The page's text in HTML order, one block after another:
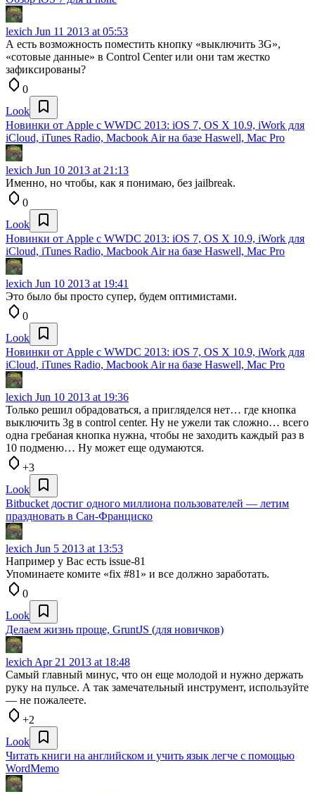
lexich Jun 11 2013 at 05:53
А есть возможность поместить кнопку «выключить 3G»,
«сотовые данные» в Control Center или они там жестко
зафиксированы?
0
Look
Новинки от Apple с WWDC 2013: iOS 7, OS X 10.9, iWork для
iCloud, iTunes Radio, Macbook Air на базе Haswell, Mac Pro
lexich Jun 10 2013 at 21:13
Именно, но чтобы, как я понимаю, без jailbreak.
0
Look
Новинки от Apple с WWDC 2013: iOS 7, OS X 10.9, iWork для
iCloud, iTunes Radio, Macbook Air на базе Haswell, Mac Pro
lexich Jun 10 2013 at 19:41
Это было бы просто супер, будем оптимистами.
0
Look
Новинки от Apple с WWDC 2013: iOS 7, OS X 10.9, iWork для
iCloud, iTunes Radio, Macbook Air на базе Haswell, Mac Pro
lexich Jun 10 2013 at 19:36
Только решил обрадоваться, а пригляделся нет… где кнопка
выключить 3g в control center. Ну не ужели так сложно… всего
одна гребаная кнопка нужна, чтобы не заходить каждый раз в
10 подменю… Ну может еще одумаются.
+3
Look
Bitbucket достиг одного миллиона пользователей — летим
праздновать в Сан-Франциско
lexich Jun 5 2013 at 13:53
Например у Вас есть issue-81
Упоминаете комите «fix #81» и все должно заработать.
0
Look
Делаем жизнь проще, GruntJS (для новичков)
lexich Apr 21 2013 at 18:48
Самый главный минус, что он еще молодой и нужно держать
руку на пульсе. А так замечательный инструмент, используйте
— не пожалеете.
+2
Look
Читать книги на английском и учить язык легче с помощью
WordMemo